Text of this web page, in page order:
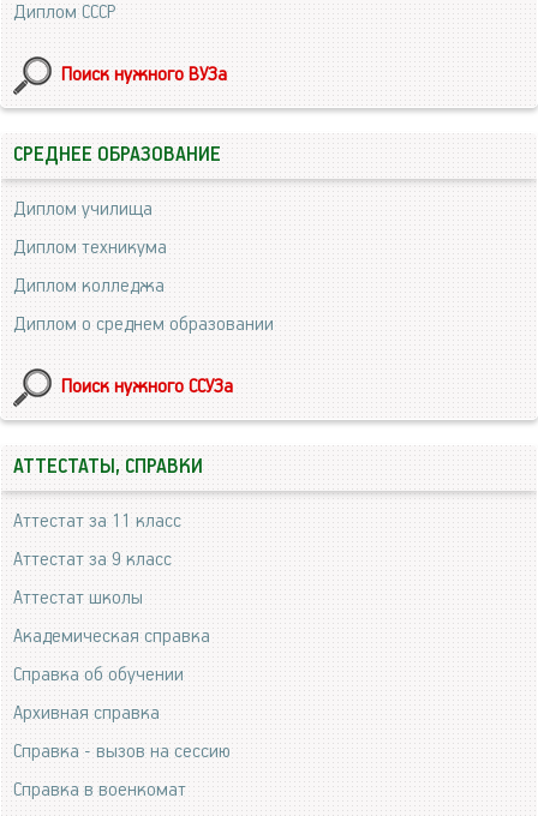
Диплом СССР
Поиск нужного ВУЗа
СРЕДНЕЕ ОБРАЗОВАНИЕ
Диплом училища
Диплом техникума
Диплом колледжа
Диплом о среднем образовании
Поиск нужного ССУЗа
АТТЕСТАТЫ, СПРАВКИ
Аттестат за 11 класс
Аттестат за 9 класс
Аттестат школы
Академическая справка
Справка об обучении
Архивная справка
Справка - вызов на сессию
Справка в военкомат